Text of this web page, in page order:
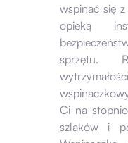
wspinać się
opieką
sprzętu.
Ci na
szlaków i